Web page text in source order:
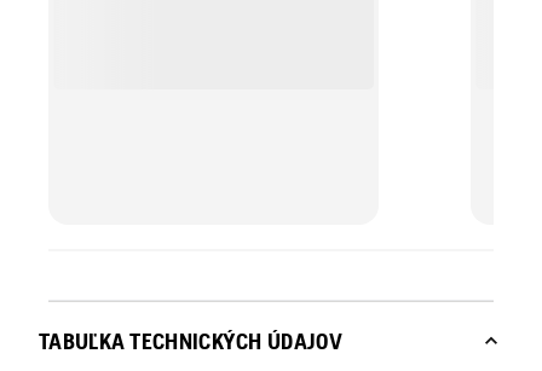
TABUĽKA TECHNICKÝCH ÚDAJOV